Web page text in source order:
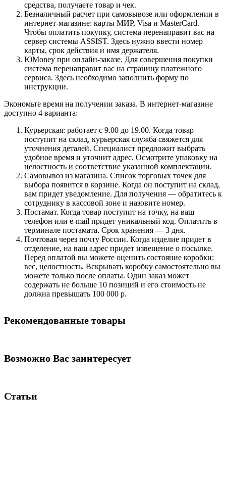
средства, получаете товар и чек.
Безналичный расчет при самовывозе или оформлении в
интернет-магазине: карты МИР, Visa и MasterCard.
Чтобы оплатить покупку, система перенаправит вас на
сервер системы ASSIST. Здесь нужно ввести номер
карты, срок действия и имя держателя.
ЮMoney при онлайн-заказе. Для совершения покупки
система перенаправит вас на страницу платежного
сервиса. Здесь необходимо заполнить форму по
инструкции.
Экономьте время на получении заказа. В интернет-магазине
доступно 4 варианта:
Курьерская: работает с 9.00 до 19.00. Когда товар
поступит на склад, курьерская служба свяжется для
уточнения деталей. Специалист предложит выбрать
удобное время и уточнит адрес. Осмотрите упаковку на
целостность и соответствие указанной комплектации.
Самовывоз из магазина. Список торговых точек для
выбора появится в корзине. Когда он поступит на склад,
вам придет уведомление. Для получения — обратитесь к
сотруднику в кассовой зоне и назовите номер.
Постамат. Когда товар поступит на точку, на ваш
телефон или e-mail придет уникальный код. Оплатить в
терминале постамата. Срок хранения — 3 дня.
Почтовая через почту России. Когда изделие придет в
отделение, на ваш адрес придет извещение о посылке.
Перед оплатой вы можете оценить состояние коробки:
вес, целостность. Вскрывать коробку самостоятельно вы
можете только после оплаты. Один заказ может
содержать не больше 10 позиций и его стоимость не
должна превышать 100 000 р.
Рекомендованные товары
Возможно Вас заинтересует
Статьи